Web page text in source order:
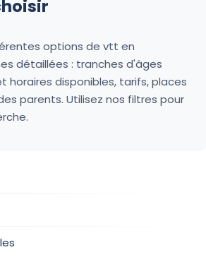
options de vtt en
détaillées : tranches d'âges
horaires disponibles, tarifs, places
parents. Utilisez nos filtres pour